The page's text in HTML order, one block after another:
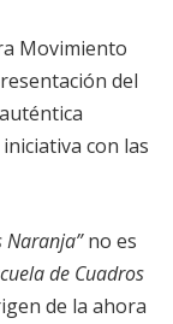
Movimiento
del
con las
Naranja”no es
de Cuadros
de la ahora